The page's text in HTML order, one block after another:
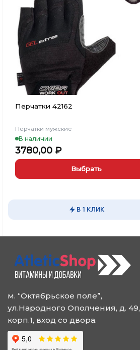
Перчатки 42162
Перчатки мужские
В наличии
3780,00 ₽
Выбрать
Опции
выбрать
на
странице
В 1 КЛИК
м. “Октябрьское поле”,
ул.Народного Ополчения, д. 49,
корп.1, вход со двора.